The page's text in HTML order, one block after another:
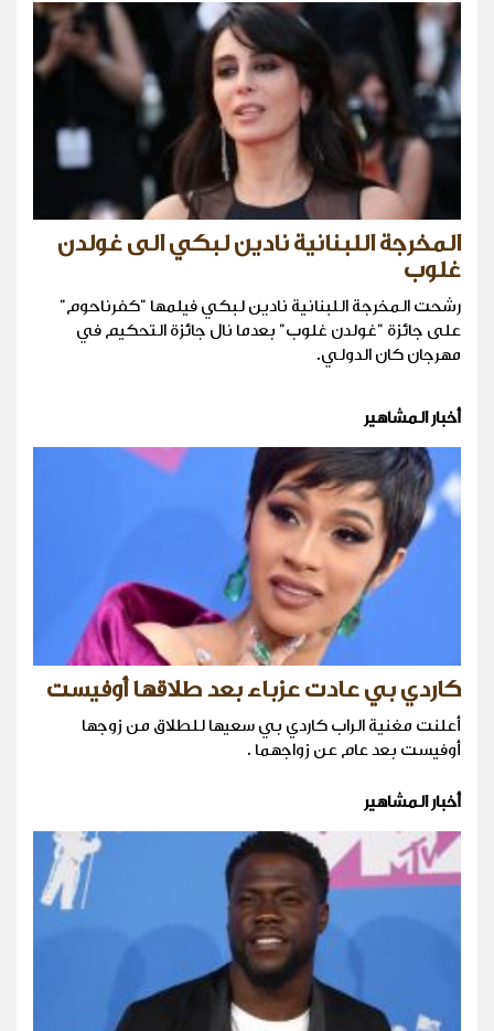
المخرجة اللبنانية نادين لبكي الى غولدن
غلوب
رشحت المخرجة اللبنانية نادين لبكي فيلمها "كفرناحوم"
على جائزة "غولدن غلوب" بعدما نال جائزة التحكيم في
مهرجان كان الدولي.
أخبار المشاهير
كاردي بي عادت عزباء بعد طلاقها أوفيست
أعلنت مغنية الراب كاردي بي سعيها للطلاق من زوجها
أوفيست بعد عام عن زواجهما .
أخبار المشاهير